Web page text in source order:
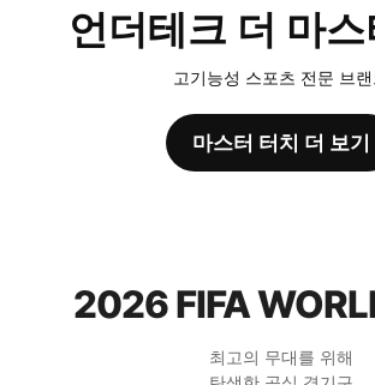
언더테크 더 마스
고기능성 스포츠 전문 브랜
마스터 터치 더 보기
2026 FIFA
최고의 무대를 위해